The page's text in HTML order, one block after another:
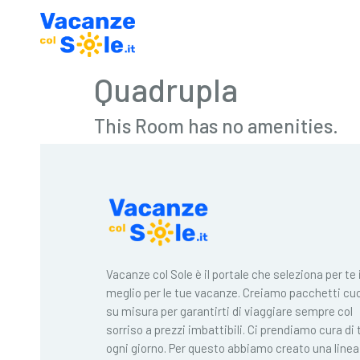
Quadrupla
This Room has no amenities.
Vacanze col Sole è il portale che seleziona per te
meglio per le tue vacanze. Creiamo pacchetti
su misura per garantirti di viaggiare sempre col
sorriso a prezzi imbattibili. Ci prendiamo cura di
ogni giorno. Per questo abbiamo creato una linea